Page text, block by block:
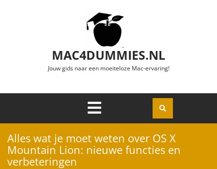
MAC4DUMMIES.NL
Jouw gids naar een moeiteloze Mac-ervaring!
Openen
Alles wat je moet weten over OS X
Mountain Lion: nieuwe functies en
verbeteringen